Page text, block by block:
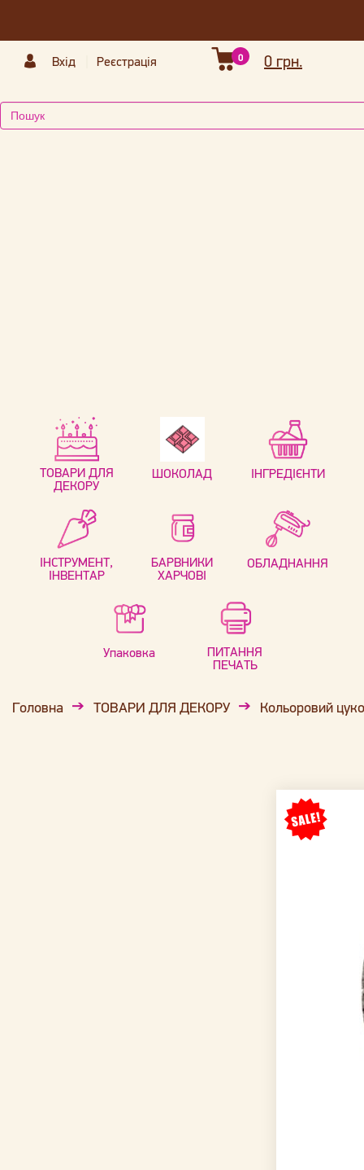
Вхід Реєстрація 0 грн.
0
ТОВАРИ ДЛЯ
ДЕКОРУ
ШОКОЛАД ІНГРЕДІЄНТИ
ІНСТРУМЕНТ,
ІНВЕНТАР
БАРВНИКИ
ХАРЧОВІ
ОБЛАДНАННЯ
Упаковка
ПИТАННЯ
ПЕЧАТЬ
Головна ТОВАРИ ДЛЯ ДЕКОРУ Кольоровий